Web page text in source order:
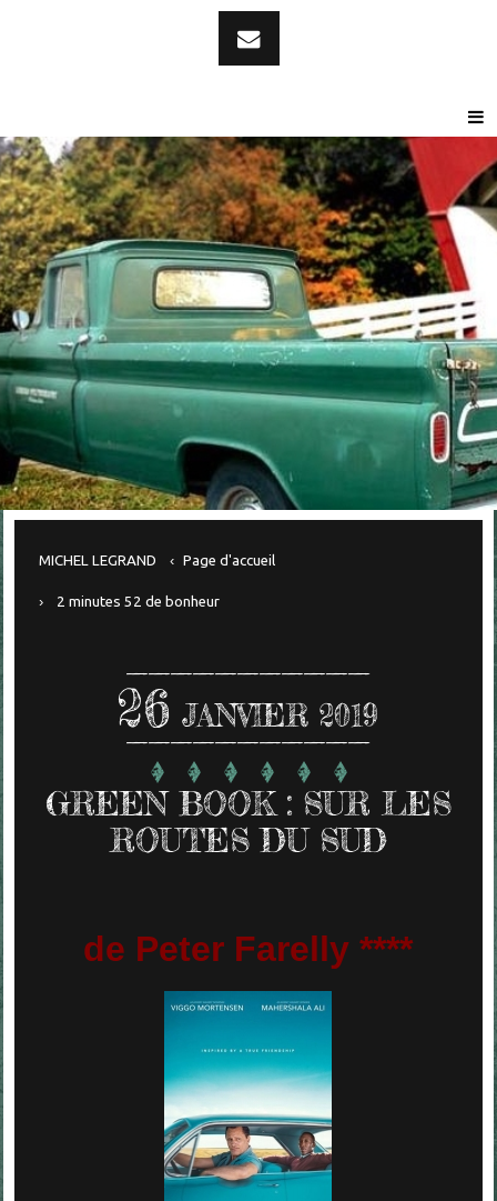
MICHEL LEGRAND Page d'accueil
2 minutes 52 de bonheur
26 JANVIER 2019
GREEN BOOK : SUR LES
ROUTES DU SUD
de Peter Farelly ****